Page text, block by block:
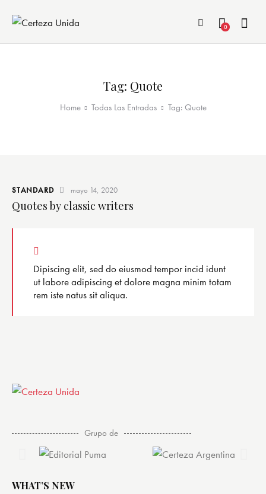
0
Tag: Quote
Home Todas Las Entradas Tag: Quote
STANDARD mayo 14, 2020
Quotes by classic writers
Dipiscing elit, sed do eiusmod tempor incid idunt
ut labore adipiscing et dolore magna minim totam
rem iste natus sit aliqua.
Grupo de
WHAT’S NEW